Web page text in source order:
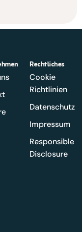
Rechtliches
Cookie
Richtlinien
Datenschutz
Impressum
Responsible
Disclosure